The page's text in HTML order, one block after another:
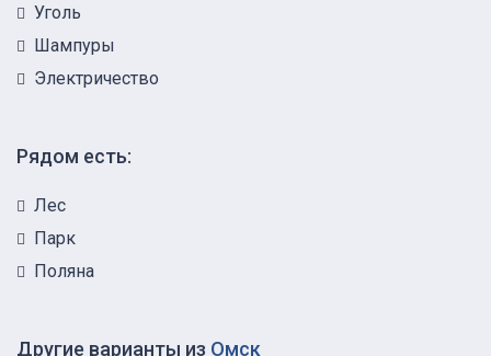
Уголь
Шампуры
Электричество
Рядом есть:
Лес
Парк
Поляна
Другие варианты из Омск